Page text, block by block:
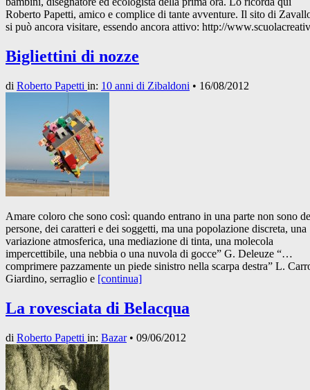
Roberto Papetti, amico e complice di tante avventure. Il sito di
si può ancora visitare, essendo ancora attivo: http://
Bigliettini di nozze
di Roberto Papetti in: 10 anni di Zibaldoni • 16/08/2012
Amare coloro che sono così: quando entrano in una parte non sono
persone, dei caratteri e dei soggetti, ma una popolazione discreta, una
variazione atmosferica, una mediazione di tinta, una molecola
impercettibile, una nebbia o una nuvola di gocce” G. Deleuze “…
comprimere pazzamente un piede sinistro nella scarpa destra” L.
Giardino, serraglio e [continua]
La rovesciata di Belacqua
di Roberto Papetti in: Bazar• 09/06/2012